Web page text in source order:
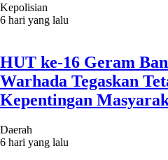
Kepolisian
6 hari yang lalu
HUT ke-16 Geram
Warhada Tegaskan
Kepentingan
Daerah
6 hari yang lalu